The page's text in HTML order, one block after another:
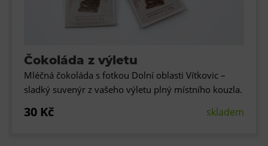
Čokoláda z výletu
Mléčná čokoláda s fotkou Dolní oblasti Vítkovic –
sladký suvenýr z vašeho výletu plný místního kouzla.
30 Kč skladem